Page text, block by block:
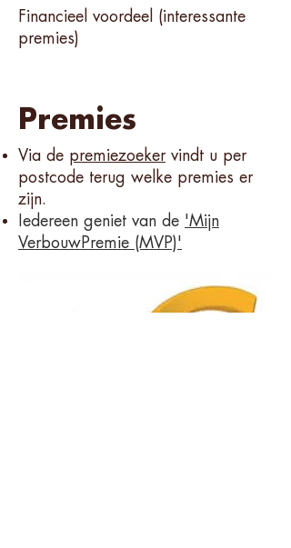
Financieel voordeel (interessante
premies)
Premies
Via de premiezoekervindt u per
postcode terug welke premies er
zijn.
Iedereen geniet van de 'Mijn
VerbouwPremie (MVP)'